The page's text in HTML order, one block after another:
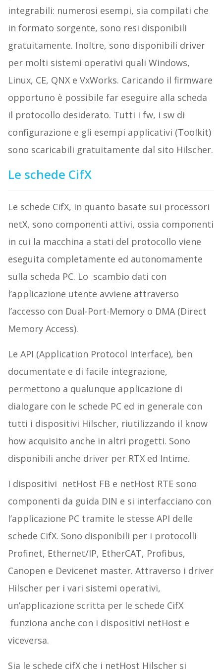
integrabili: numerosi esempi, sia compilati che
in formato sorgente, sono resi disponibili
gratuitamente. Inoltre, sono disponibili driver
per molti sistemi operativi quali Windows,
Linux, CE, QNX e VxWorks. Caricando il firmware
opportuno è possibile far eseguire alla scheda
il protocollo desiderato. Tutti i fw, i sw di
configurazione e gli esempi applicativi (Toolkit)
sono scaricabili gratuitamente dal sito Hilscher.
Le schede CifX
Le schede CifX, in quanto basate sui processori
netX, sono componenti attivi, ossia componenti
in cui la macchina a stati del protocollo viene
eseguita completamente ed autonomamente
sulla scheda PC. Lo scambio dati con
l’applicazione utente avviene attraverso
l’accesso con Dual-Port-Memory o DMA (Direct
Memory Access).
Le API (Application Protocol Interface), ben
documentate e di facile integrazione,
permettono a qualunque applicazione di
dialogare con le schede PC ed in generale con
tutti i dispositivi Hilscher, riutilizzando il know
how acquisito anche in altri progetti. Sono
disponibili anche driver per RTX ed Intime.
I dispositivi netHost FB e netHost RTE sono
componenti da guida DIN e si interfacciano con
l’applicazione PC tramite le stesse API delle
schede CifX. Sono disponibili per i protocolli
Profinet, Ethernet/IP, EtherCAT, Profibus,
Canopen e Devicenet master. Attraverso i driver
Hilscher per i vari sistemi operativi,
un’applicazione scritta per le schede CifX
funziona anche con i dispositivi netHost e
viceversa.
Sia le schede cifX che i netHost Hilscher si